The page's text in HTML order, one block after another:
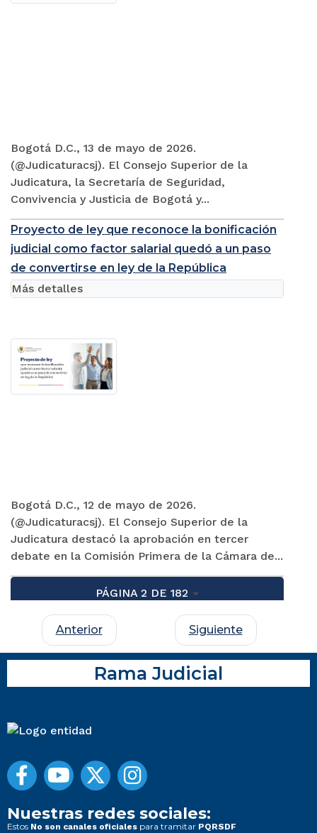
Bogotá D.C., 13 de mayo de 2026.
(@Judicaturacsj). El Consejo Superior de la
Judicatura, la Secretaría de Seguridad,
Convivencia y Justicia de Bogotá y...
Proyecto de ley que reconoce la bonificación
judicial como factor salarial quedó a un paso
de convertirse en ley de la República
Bogotá D.C., 12 de mayo de 2026.
(@Judicaturacsj). El Consejo Superior de la
Judicatura destacó la aprobación en tercer
debate en la Comisión Primera de la Cámara de...
Más detalles
PÁGINA 2 DE 182
Anterior Siguiente
Rama Judicial
Nuestras redes sociales:
Estos No son canales oficiales para tramitar PQRSDF